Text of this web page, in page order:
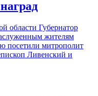
области Губернатор
жителям
посетили митрополит
Ливенский и